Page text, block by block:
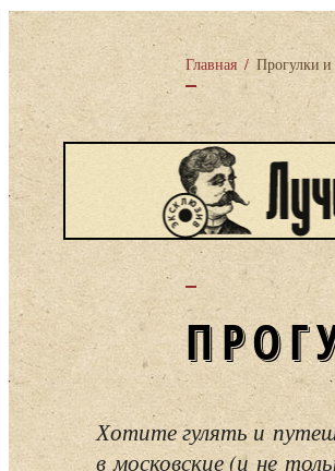
Главная / Прогулки и
Хотите гулять и
в московские (и не